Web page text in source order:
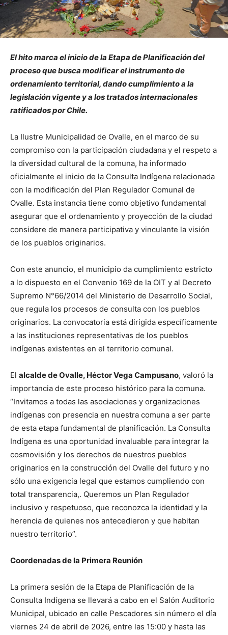
El hito marca el inicio de la Etapa de Planificación del
proceso que busca modificar el instrumento de
ordenamiento territorial, dando cumplimiento a la
legislación vigente y a los tratados internacionales
ratificados por Chile.
La Ilustre Municipalidad de Ovalle, en el marco de su
compromiso con la participación ciudadana y el respeto a
la diversidad cultural de la comuna, ha informado
oficialmente el inicio de la Consulta Indígena relacionada
con la modificación del Plan Regulador Comunal de
Ovalle. Esta instancia tiene como objetivo fundamental
asegurar que el ordenamiento y proyección de la ciudad
considere de manera participativa y vinculante la visión
de los pueblos originarios.
Con este anuncio, el municipio da cumplimiento estricto
a lo dispuesto en el Convenio 169 de la OIT y al Decreto
Supremo N°66/2014 del Ministerio de Desarrollo Social,
que regula los procesos de consulta con los pueblos
originarios. La convocatoria está dirigida específicamente
a las instituciones representativas de los pueblos
indígenas existentes en el territorio comunal.
El alcalde de Ovalle, Héctor Vega Campusano, valoró la
importancia de este proceso histórico para la comuna.
“Invitamos a todas las asociaciones y organizaciones
indígenas con presencia en nuestra comuna a ser parte
de esta etapa fundamental de planificación. La Consulta
Indígena es una oportunidad invaluable para integrar la
cosmovisión y los derechos de nuestros pueblos
originarios en la construcción del Ovalle del futuro y no
sólo una exigencia legal que estamos cumpliendo con
total transparencia,. Queremos un Plan Regulador
inclusivo y respetuoso, que reconozca la identidad y la
herencia de quienes nos antecedieron y que habitan
nuestro territorio”.
Coordenadas de la Primera Reunión
La primera sesión de la Etapa de Planificación de la
Consulta Indígena se llevará a cabo en el Salón Auditorio
Municipal, ubicado en calle Pescadores sin número el día
viernes 24 de abril de 2026, entre las 15:00 y hasta las